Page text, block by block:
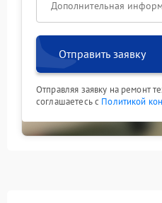
Отправить заявку
Отправляя заявку на ремонт
соглашаетесь с Политикой